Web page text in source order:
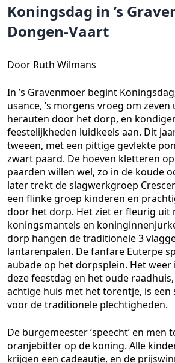
Koningsdag in ’s
Dongen-Vaart
Door Ruth Wilmans
In ’s Gravenmoer begint
usance, ’s morgens vroeg om
herauten door het dorp, en
feestelijkheden luidkeels aan. Dit
tweeën, met een pittige gevlekte
zwart paard. De hoeven kletteren
paarden willen wel, zo in de koude
later trekt de slagwerkgroep
een flinke groep kinderen en
door het dorp. Het ziet er fleurig uit
koningsmantels en
dorp hangen de traditionele 3
lantarenpalen. De fanfare Euterpe
aubade op het dorpsplein. Het
deze feestdag en het oude
achtige huis met het torentje, is
voor de traditionele plechtigheden.
De burgemeester ’speecht’ en men
oranjebitter op de koning. Alle
krijgen een cadeautje, en de